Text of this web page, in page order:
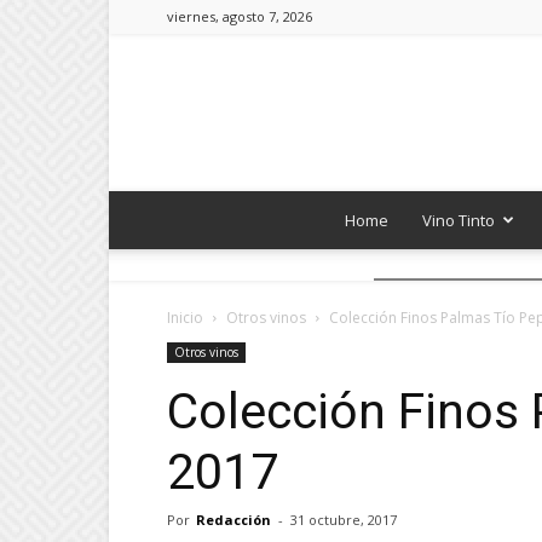
viernes, agosto 7, 2026
Home Vino Tinto
Inicio Otros vinos Colección Finos Palmas Tío
Otros vinos
Colección Finos
2017
Por Redacción - 31 octubre, 2017